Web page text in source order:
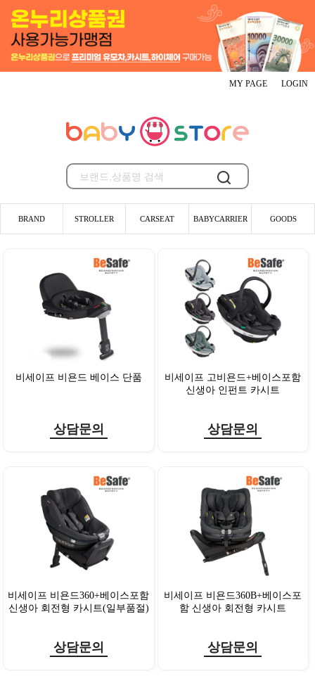
MY PAGE LOGIN
BRAND STROLLER CARSEAT BABYCARRIER GOODS
비세이프 비욘드 베이스 단품
상담문의
비세이프 고비욘드+베이스포함
신생아 인펀트 카시트
상담문의
비세이프 비욘드360+베이스포함
신생아 회전형 카시트(일부품절)
상담문의
비세이프 비욘드360B+베이스포
함 신생아 회전형 카시트
상담문의